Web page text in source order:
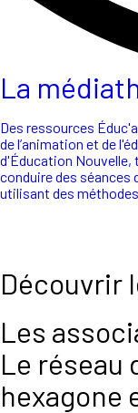
La
Des ressources
de l’animation et de
d'Éducation
conduire des séances
utilisant des
Découvrir
Les
Le réseau
hexagone